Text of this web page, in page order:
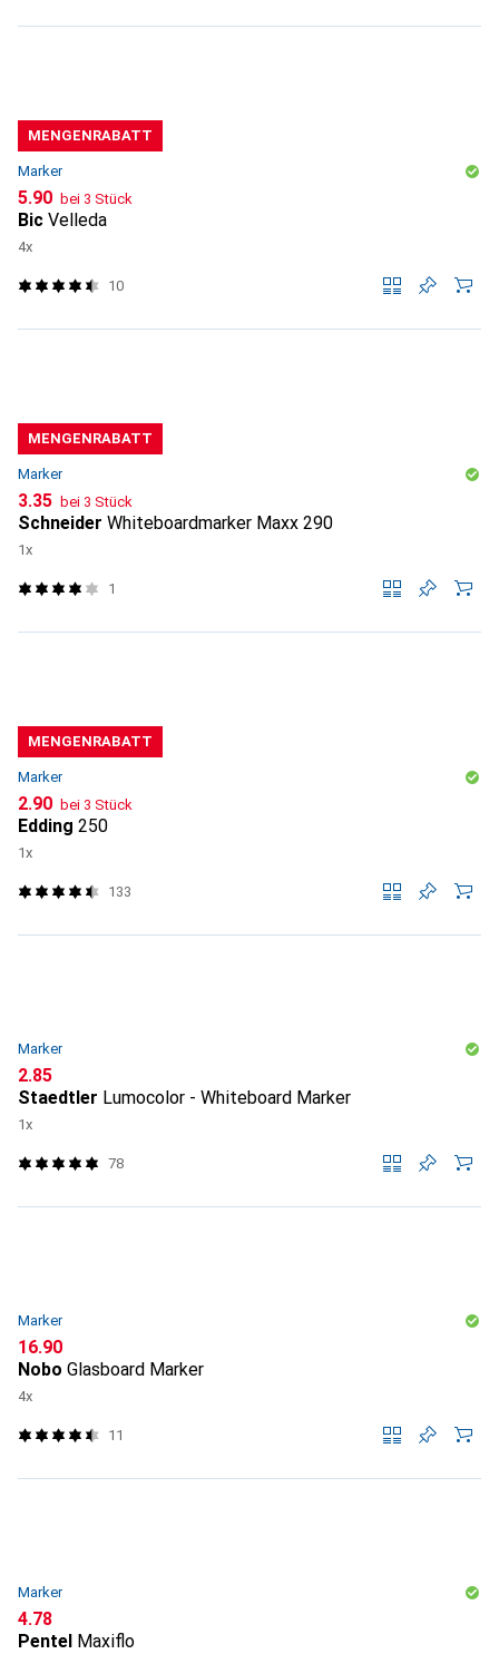
MENGENRABATT
Marker
CHF
5.90 bei 3 Stück
Bic Velleda
4x
10
MENGENRABATT
Marker
CHF
3.35 bei 3 Stück
Schneider Whiteboardmarker Maxx 290
1x
1
MENGENRABATT
Marker
CHF
2.90 bei 3 Stück
Edding 250
1x
133
Marker
CHF
2.85
Staedtler Lumocolor - Whiteboard Marker
1x
78
Marker
CHF
16.90
Nobo Glasboard Marker
4x
11
Marker
CHF
4.78
Pentel Maxiflo